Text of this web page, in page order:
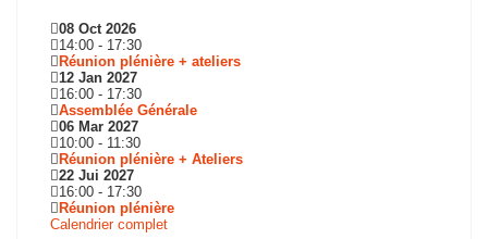
08 Oct 2026
14:00 - 17:30
Réunion plénière + ateliers
12 Jan 2027
16:00 - 17:30
Assemblée Générale
06 Mar 2027
10:00 - 11:30
Réunion plénière + Ateliers
22 Jui 2027
16:00 - 17:30
Réunion plénière
Calendrier complet